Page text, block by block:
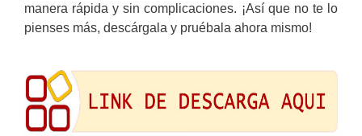
manera rápida y sin complicaciones. ¡Así que no te lo
pienses más, descárgala y pruébala ahora mismo!